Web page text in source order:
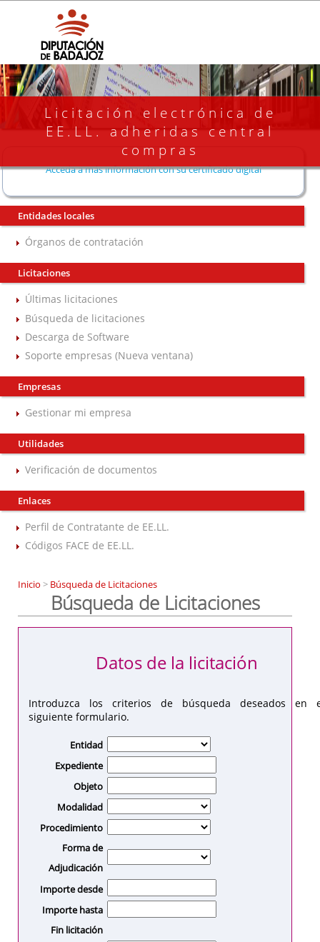
Licitación electrónica de
EE.LL. adheridas central
compras
Acceda a más información con su certificado digital
Entidades locales
Órganos de contratación
Licitaciones
Últimas licitaciones
Búsqueda de licitaciones
Descarga de Software
Soporte empresas (Nueva ventana)
Empresas
Gestionar mi empresa
Utilidades
Verificación de documentos
Enlaces
Perfil de Contratante de EE.LL.
Códigos FACE de EE.LL.
Inicio > Búsqueda de Licitaciones
Búsqueda de Licitaciones
Introduzca los criterios de búsqueda deseados en
siguiente formulario.
Datos de la licitación
Entidad
Expediente
Objeto
Modalidad
Procedimiento
Forma de
Adjudicación
Importe desde
Importe hasta
Fin licitación